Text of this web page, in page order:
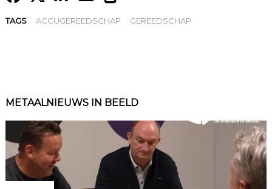
TAGS ACCUGEREEDSCHAP GEREEDSCHAP
METAALNIEUWS IN BEELD